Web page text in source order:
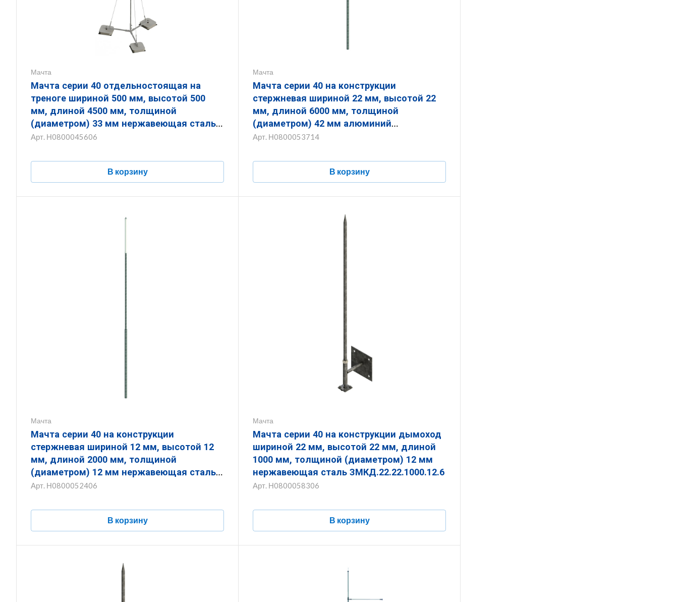
Мачта
Мачта серии 40 отдельностоящая на
треноге шириной 500 мм, высотой 500
мм, длиной 4500 мм, толщиной
(диаметром) 33 мм нержавеющая сталь
ЗМОТ.500.500.4500.33.6
Арт. Н0800045606
В корзину
Мачта
Мачта серии 40 на конструкции
стержневая шириной 22 мм, высотой 22
мм, длиной 6000 мм, толщиной
(диаметром) 42 мм алюминий
ЗМКС.22.22.6000.42.14
Арт. Н0800053714
В корзину
Мачта
Мачта серии 40 на конструкции
стержневая шириной 12 мм, высотой 12
мм, длиной 2000 мм, толщиной
(диаметром) 12 мм нержавеющая сталь
ЗМКС.12.12.2000.12.6
Арт. Н0800052406
В корзину
Мачта
Мачта серии 40 на конструкции дымоход
шириной 22 мм, высотой 22 мм, длиной
1000 мм, толщиной (диаметром) 12 мм
нержавеющая сталь ЗМКД.22.22.1000.12.6
Арт. Н0800058306
В корзину